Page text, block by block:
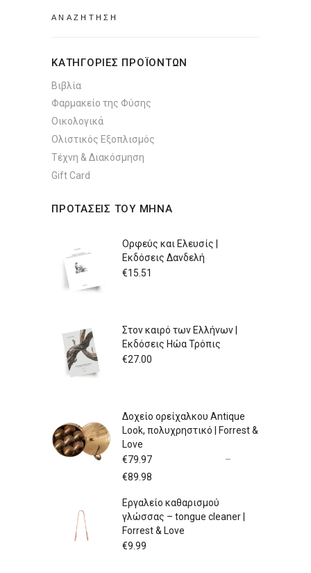
ΚΑΤΗΓΟΡΙΕΣ ΠΡΟΪΟΝΤΩΝ
Βιβλία
Φαρμακείο της Φύσης
Οικολογικά
Ολιστικός Εξοπλισμός
Τέχνη & Διακόσμηση
Gift Card
ΠΡΟΤΑΣΕΙΣ ΤΟΥ ΜΗΝΑ
Ορφεύς και Ελευσίς |
Εκδόσεις Δανδελή
€15.51
Στον καιρό των Ελλήνων |
Εκδόσεις Ηώα Τρόπις
€27.00
Δοχείο ορείχαλκου Antique
Look, πολυχρηστικό | Forrest &
Love
€79.97
–
€89.98
through
Εργαλείο καθαρισμού
γλώσσας – tongue cleaner |
Forrest & Love
€9.99